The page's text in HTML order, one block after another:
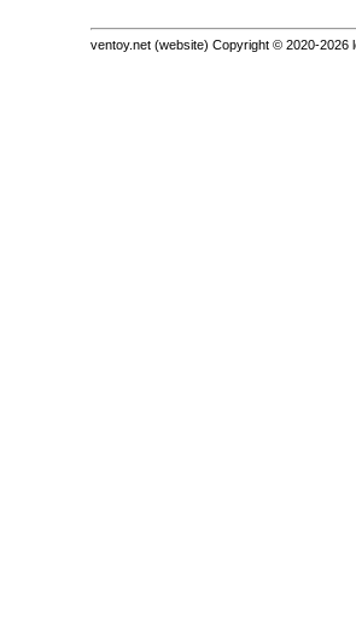
ventoy.net (website) Copyright © 2020-